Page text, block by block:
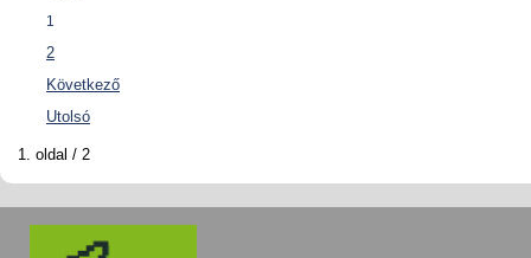
1
2
Következő
Utolsó
1. oldal / 2